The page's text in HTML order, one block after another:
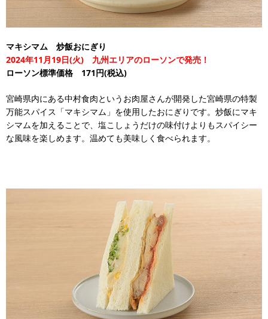
マキシマム 炒飯おにぎり
2024年11月19日(火) 九州エリアのローソンで発売！
ローソン標準価格 171円(税込)
宮崎県内にある中村食肉というお肉屋さんが開発した宮崎県の特製
万能スパイス「マキシマム」を使用したおにぎりです。炒飯にマキ
シマムを加えることで、塩こしょうだけの味付けよりもスパイシー
な風味を楽しめます。温めても美味しく食べられます。